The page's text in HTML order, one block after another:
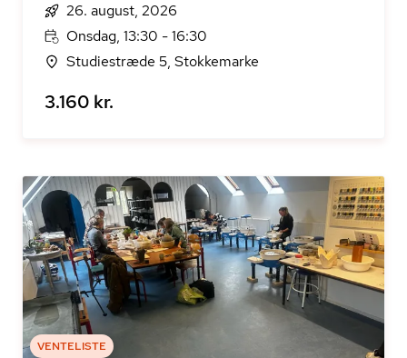
26. august, 2026
Onsdag, 13:30 - 16:30
Studiestræde 5, Stokkemarke
3.160 kr.
VENTELISTE